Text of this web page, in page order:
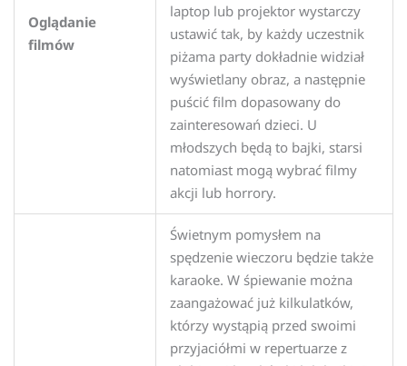
Oglądanie
filmów
laptop lub projektor wystarczy
ustawić tak, by każdy uczestnik
piżama party dokładnie widział
wyświetlany obraz, a następnie
puścić film dopasowany do
zainteresowań dzieci. U
młodszych będą to bajki, starsi
natomiast mogą wybrać filmy
akcji lub horrory.
Świetnym pomysłem na
spędzenie wieczoru będzie także
karaoke. W śpiewanie można
zaangażować już kilkulatków,
którzy wystąpią przed swoimi
przyjaciółmi w repertuarze z